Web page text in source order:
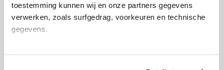
toestemming kunnen wij en onze partners gegevens
verwerken, zoals surfgedrag, voorkeuren en technische
gegevens.